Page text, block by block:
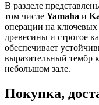
В разделе
том числе Yamaha и
операции на ключевых
древесины и строгое
обеспечивает
выразительный тембр
небольшом зале.
Покупка,